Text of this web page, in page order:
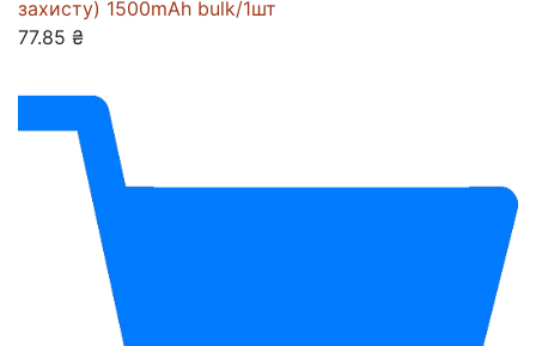
захисту) 1500mAh bulk/1шт
77.85 ₴